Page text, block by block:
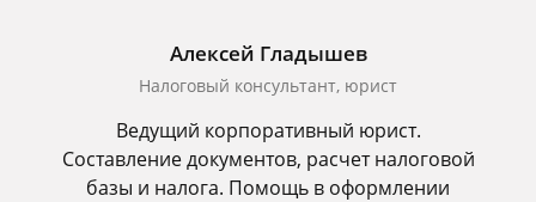
Алексей Гладышев
Налоговый консультант, юрист
Ведущий корпоративный юрист.
Составление документов, расчет налоговой
базы и налога. Помощь в оформлении